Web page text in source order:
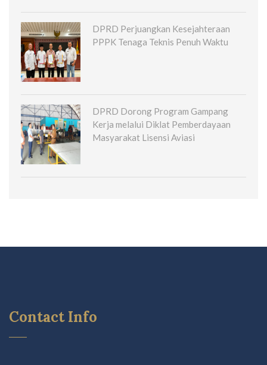
DPRD Perjuangkan Kesejahteraan
PPPK Tenaga Teknis Penuh Waktu
DPRD Dorong Program Gampang
Kerja melalui Diklat Pemberdayaan
Masyarakat Lisensi Aviasi
Contact Info